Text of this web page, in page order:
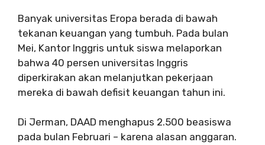
Banyak universitas Eropa berada di bawah
tekanan keuangan yang tumbuh. Pada bulan
Mei, Kantor Inggris untuk siswa melaporkan
bahwa 40 persen universitas Inggris
diperkirakan akan melanjutkan pekerjaan
mereka di bawah defisit keuangan tahun ini.
Di Jerman, DAAD menghapus 2.500 beasiswa
pada bulan Februari – karena alasan anggaran.